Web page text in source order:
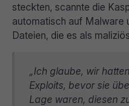
steckten, scannte die
automatisch auf Malware
Dateien, die es als
„Ich glaube, wir
Exploits, bevor sie
Lage waren, diesen